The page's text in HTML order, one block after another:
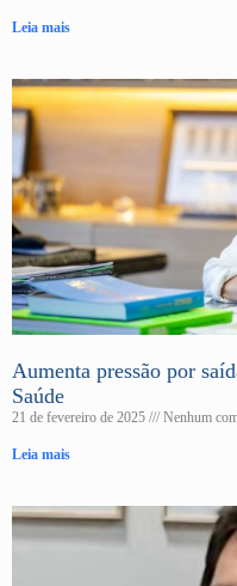
Leia mais
Aumenta pressão por
Saúde
21 de fevereiro de 2025 Nenhum
Leia mais